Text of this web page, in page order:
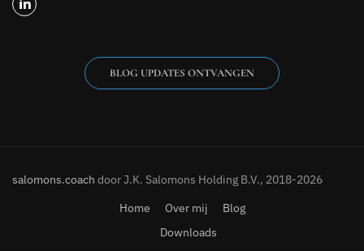
BLOG UPDATES ONTVANGEN
salomons.coach door J.K. Salomons Holding B.V., 2018-2026
Home
Over mij
Blog
Downloads